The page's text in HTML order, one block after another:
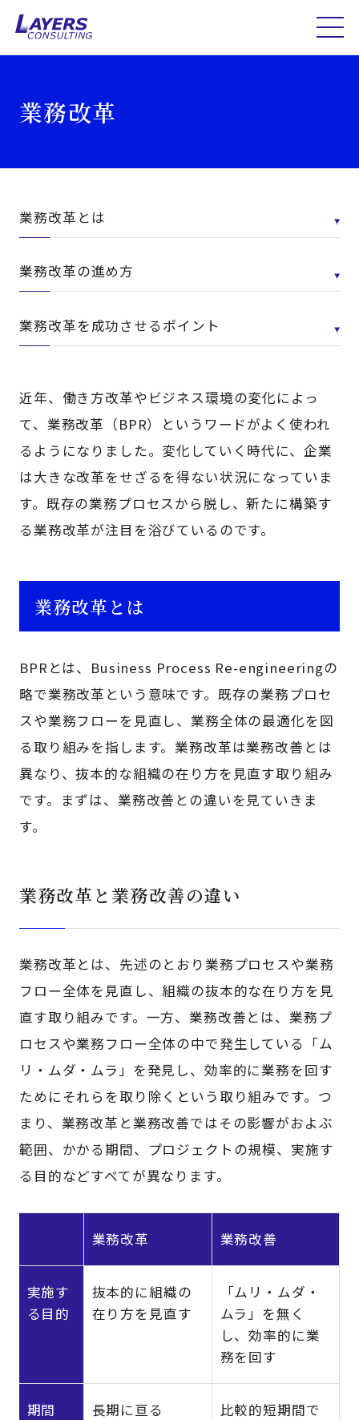
業務改革
業務改革とは
業務改革の進め方
業務改革を成功させるポイント
近年、働き方改革やビジネス環境の変化によっ
て、業務改革（BPR）というワードがよく使われ
るようになりました。変化していく時代に、企業
は大きな改革をせざるを得ない状況になっていま
す。既存の業務プロセスから脱し、新たに構築す
る業務改革が注目を浴びているのです。
業務改革とは
BPRとは、Business Process Re-engineeringの
略で業務改革という意味です。既存の業務プロセ
スや業務フローを見直し、業務全体の最適化を図
る取り組みを指します。業務改革は業務改善とは
異なり、抜本的な組織の在り方を見直す取り組み
です。まずは、業務改善との違いを見ていきま
す。
業務改革と業務改善の違い
業務改革とは、先述のとおり業務プロセスや業務
フロー全体を見直し、組織の抜本的な在り方を見
直す取り組みです。一方、業務改善とは、業務プ
ロセスや業務フロー全体の中で発生している「ム
リ・ムダ・ムラ」を発見し、効率的に業務を回す
ためにそれらを取り除くという取り組みです。つ
まり、業務改革と業務改善ではその影響がおよぶ
範囲、かかる期間、プロジェクトの規模、実施す
る目的などすべてが異なります。
業務改革 業務改善
実施す
る目的
抜本的に組織の
在り方を見直す
「ムリ・ムダ・
ムラ」を無く
し、効率的に業
務を回す
期間 長期に亘る
比較的短期間で